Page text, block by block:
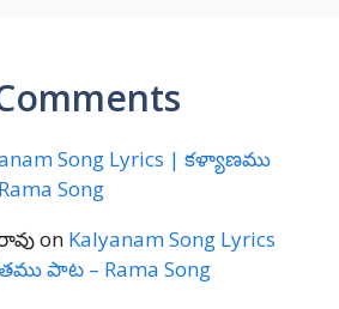
Song Lyrics | కళ్యాణము
Song
on Kalyanam Song Lyrics
పాట – Rama Song